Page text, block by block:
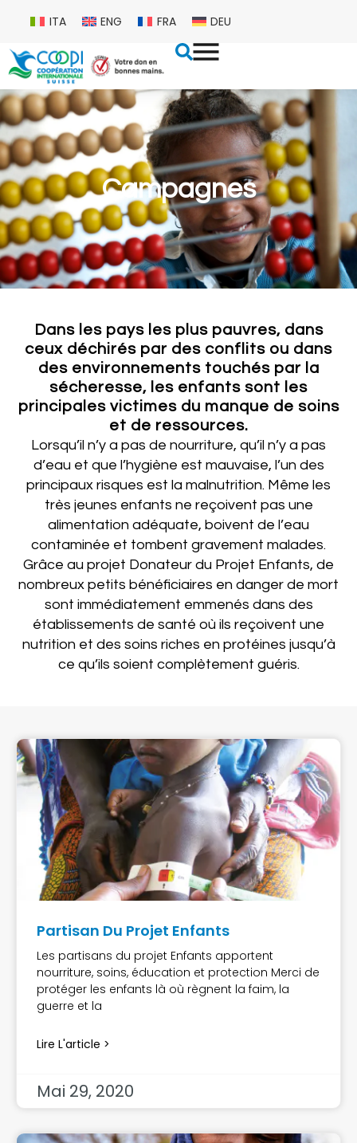
ITA ENG FRA DEU
Campagnes
Dans les pays les plus pauvres, dans
ceux déchirés par des conflits ou dans
des environnements touchés par la
sécheresse, les enfants sont les
principales victimes du manque de soins
et de ressources.
Lorsqu’il n’y a pas de nourriture, qu’il n’y a pas
d’eau et que l’hygiène est mauvaise, l’un des
principaux risques est la malnutrition. Même les
très jeunes enfants ne reçoivent pas une
alimentation adéquate, boivent de l’eau
contaminée et tombent gravement malades.
Grâce au projet Donateur du Projet Enfants, de
nombreux petits bénéficiaires en danger de mort
sont immédiatement emmenés dans des
établissements de santé où ils reçoivent une
nutrition et des soins riches en protéines jusqu’à
ce qu’ils soient complètement guéris.
Partisan Du Projet Enfants
Les partisans du projet Enfants apportent
nourriture, soins, éducation et protection Merci de
protéger les enfants là où règnent la faim, la
guerre et la
Lire L'article >
Mai 29, 2020